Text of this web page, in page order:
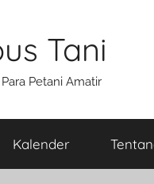
Tani
Petani Amatir
Kalender